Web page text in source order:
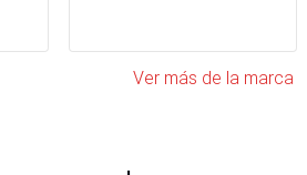
Ver más de la marca